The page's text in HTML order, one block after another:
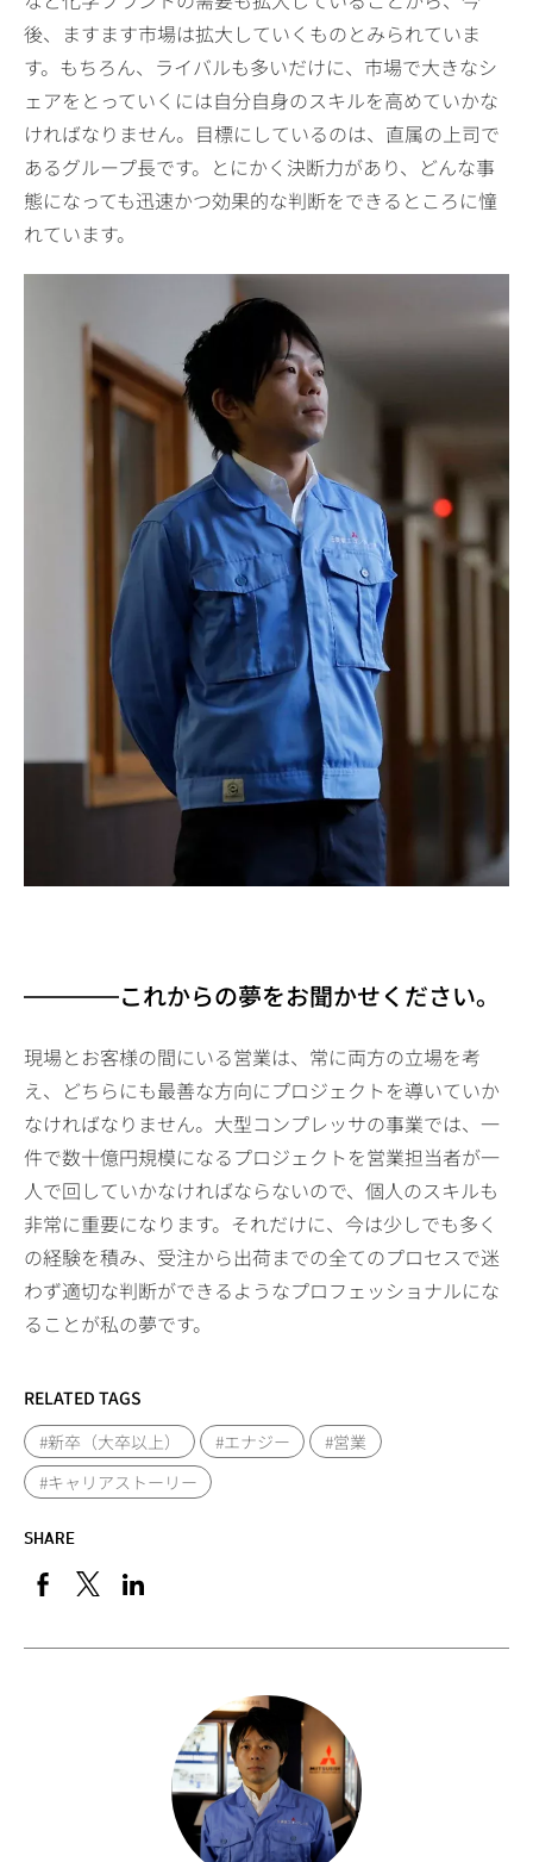
後、ますます市場は拡大していくものとみられていま
す。もちろん、ライバルも多いだけに、市場で大きなシ
ェアをとっていくには自分自身のスキルを高めていかな
ければなりません。目標にしているのは、直属の上司で
あるグループ長です。とにかく決断力があり、どんな事
態になっても迅速かつ効果的な判断をできるところに憧
れています。
これからの夢をお聞かせください。
現場とお客様の間にいる営業は、常に両方の立場を考
え、どちらにも最善な方向にプロジェクトを導いていか
なければなりません。大型コンプレッサの事業では、一
件で数十億円規模になるプロジェクトを営業担当者が一
人で回していかなければならないので、個人のスキルも
非常に重要になります。それだけに、今は少しでも多く
の経験を積み、受注から出荷までの全てのプロセスで迷
わず適切な判断ができるようなプロフェッショナルにな
ることが私の夢です。
RELATED TAGS
SHARE
#新卒（大卒以上） #エナジー
#営業
#キャリアストーリー